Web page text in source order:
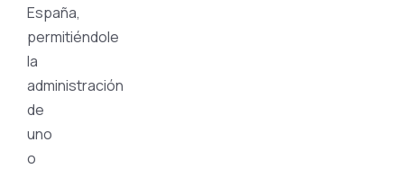
España,
permitiéndole
la
administración
de
uno
o